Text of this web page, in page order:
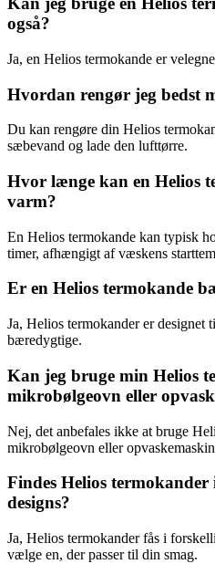
også?
Ja, en Helios termokande er
Hvordan rengør jeg bedst
Du kan rengøre din Helios
sæbevand og lade den lufttørre.
Hvor længe kan en Helios
varm?
En Helios termokande kan typisk
timer, afhængigt af væskens
Er en Helios termokande
Ja, Helios termokander er designet
bæredygtige.
Kan jeg bruge min Helios
mikrobølgeovn eller
Nej, det anbefales ikke at bruge
mikrobølgeovn eller
Findes Helios
designs?
Ja, Helios termokander fås i
vælge en, der passer til din smag.